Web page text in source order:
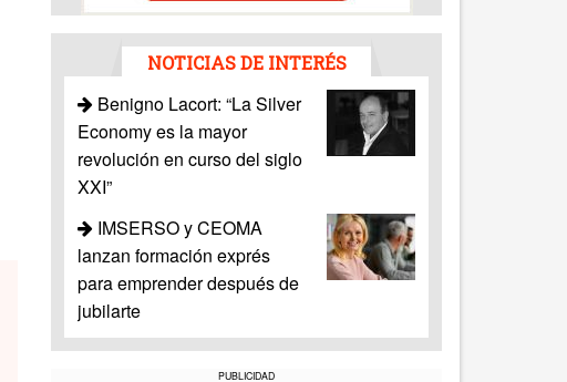
NOTICIAS DE INTERÉS
Benigno Lacort: “La Silver
Economy es la mayor
revolución en curso del siglo
XXI”
IMSERSO y CEOMA
lanzan formación exprés
para emprender después de
jubilarte
PUBLICIDAD